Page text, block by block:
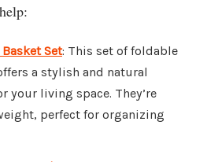
Set: This set of foldable
a stylish and natural
your living space. They’re
perfect for organizing